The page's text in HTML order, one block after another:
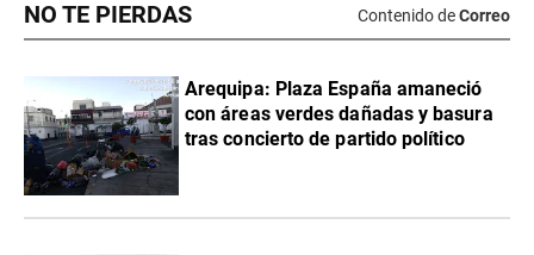
NO TE PIERDAS Contenido deCorreo
Arequipa: Plaza España amaneció
con áreas verdes dañadas y basura
tras concierto de partido político